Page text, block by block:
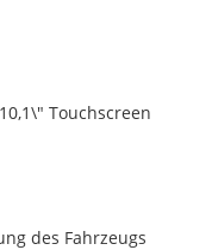
Touchscreen
des Fahrzeugs